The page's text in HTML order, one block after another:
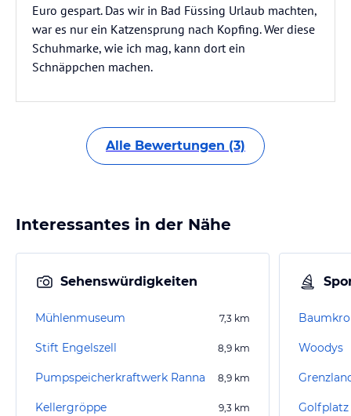
Euro gespart. Das wir in Bad Füssing Urlaub machten,
war es nur ein Katzensprung nach Kopfing. Wer diese
Schuhmarke, wie ich mag, kann dort ein
Schnäppchen machen.
Alle Bewertungen (3)
Interessantes in der Nähe
Sehenswürdigkeiten
Mühlenmuseum 7,3 km
Stift Engelszell 8,9 km
Pumpspeicherkraftwerk Ranna 8,9 km
Kellergröppe 9,3 km
Woodys
Golfplatz